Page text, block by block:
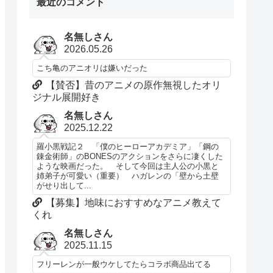
名無しさん
2026.05.26
こち亀のアニオリは嫌いだった
【賛否】昔のアニメの原作無視したオリ
ジナル展開好き
名無しさん
2025.12.22
羅小黒戦記２ 「僕のヒーローアカデミア」「鋼の
錬金術師」のBONESのアクションをさらに凄くした
ような映画だった。 そして今回は主人公の小黒と
姉弟子が可愛い（重要） ハガレンの「壁から土壁
がせり出して...
【募集】地味におすすめなアニメ教えて
くれ
名無しさん
2025.11.15
フリーレンが一般ウケしてたらコラボ商品出てる